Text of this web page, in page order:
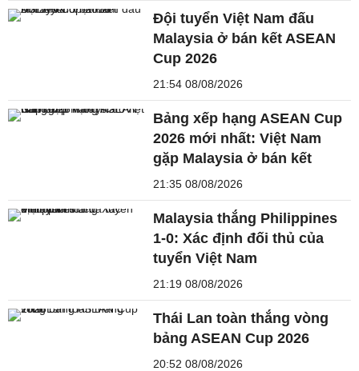
Đội tuyển Việt Nam đấu
Malaysia ở bán kết ASEAN
Cup 2026
21:54 08/08/2026
Bảng xếp hạng ASEAN Cup
2026 mới nhất: Việt Nam
gặp Malaysia ở bán kết
21:35 08/08/2026
Malaysia thắng Philippines
1-0: Xác định đối thủ của
tuyển Việt Nam
21:19 08/08/2026
Thái Lan toàn thắng vòng
bảng ASEAN Cup 2026
20:52 08/08/2026